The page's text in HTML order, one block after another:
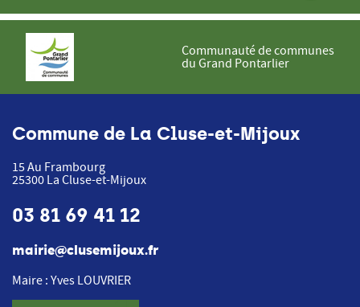
Communauté de communes
du Grand Pontarlier
Commune de La Cluse-et-Mijoux
15 Au Frambourg
25300 La Cluse-et-Mijoux
03 81 69 41 12
mairie@clusemijoux.fr
Maire : Yves LOUVRIER